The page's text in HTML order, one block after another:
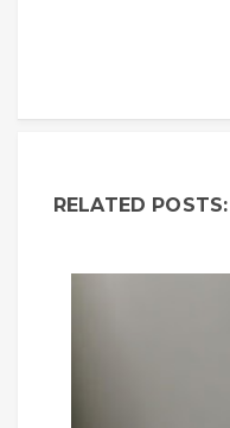
RELATED POSTS: